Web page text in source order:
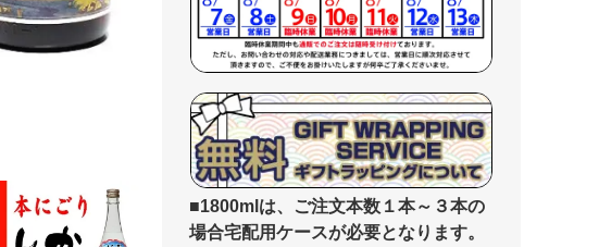
■1800mlは、ご注文本数１本～３本の
場合宅配用ケースが必要となります。